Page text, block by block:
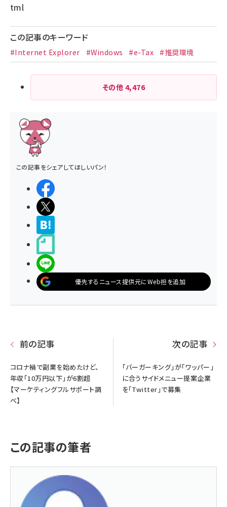
tml
この記事のキーワード
#Internet Explorer #Windows #e-Tax #推奨環境
その他 4,476
この記事をシェアしてほしいパン！
優先するニュース提供元にWeb担を追加
前の記事
コロナ禍で副業を始めたけど、
年収「10万円以下」が6割超
【マーケティングフルサポート調
べ】
次の記事
「バーガーキング」が「ワッパー」
に合うサイドメニュー提案企業
を「Twitter」で募集
この記事の筆者